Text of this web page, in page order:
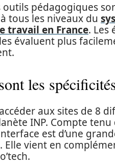
pédagogiques
tous les niveaux du
travail en France. Les
évaluent plus
les
aux sites de 8
INP. Compte
est d’une
Elle vient en